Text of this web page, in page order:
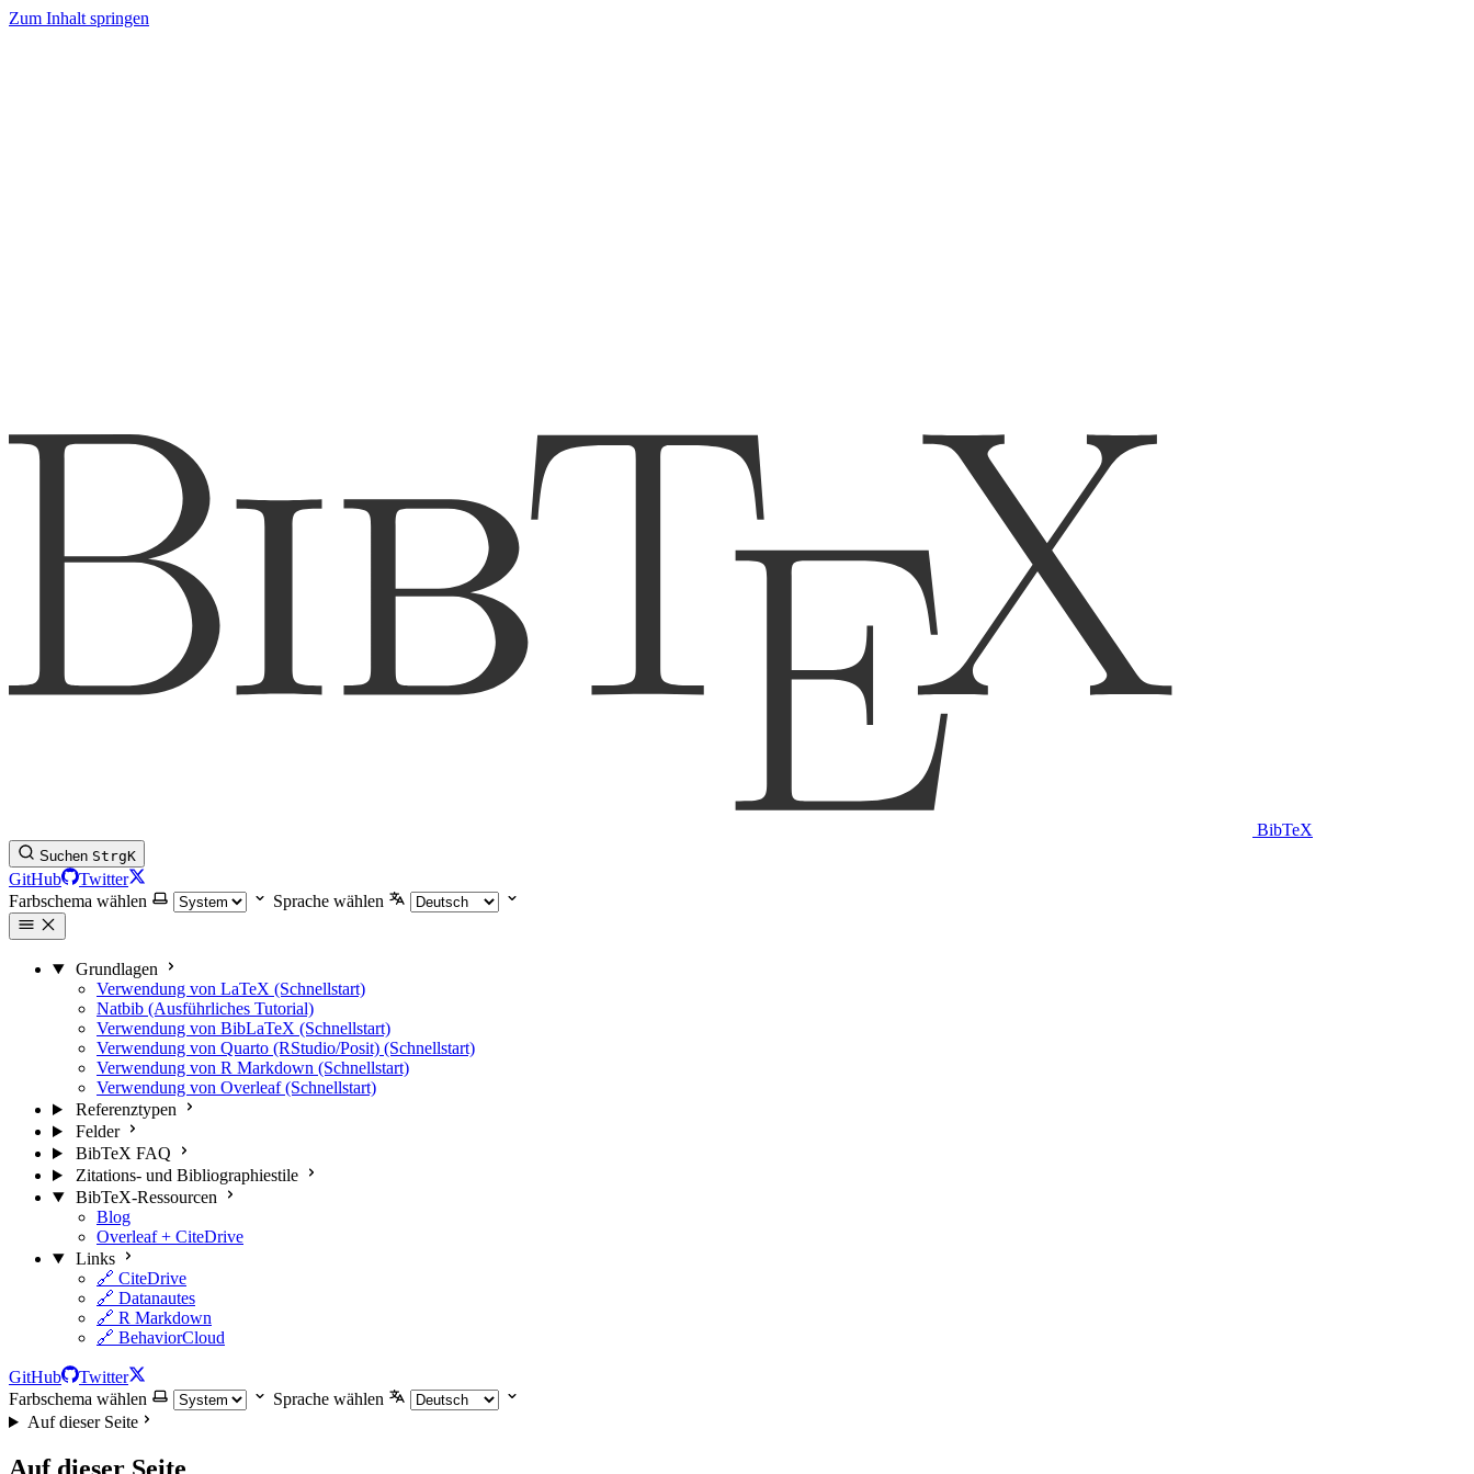
Zum Inhalt springen
BibTeX
Suchen StrgK
GitHub
Twitter
Farbschema wählen
Sprache wählen
Grundlagen
Verwendung von LaTeX (Schnellstart)
Natbib (Ausführliches Tutorial)
Verwendung von BibLaTeX (Schnellstart)
Verwendung von Quarto (RStudio/Posit) (Schnellstart)
Verwendung von R Markdown (Schnellstart)
Verwendung von Overleaf (Schnellstart)
Referenztypen
Felder
BibTeX FAQ
Zitations- und Bibliographiestile
BibTeX-Ressourcen
Blog
Overleaf + CiteDrive
Links
🔗 CiteDrive
🔗 Datanautes
🔗 R Markdown
🔗 BehaviorCloud
GitHub
Twitter
Farbschema wählen
Sprache wählen
Auf dieser Seite